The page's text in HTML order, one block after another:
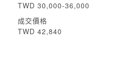
TWD 30,000-36,000
成交價格
TWD 42,840